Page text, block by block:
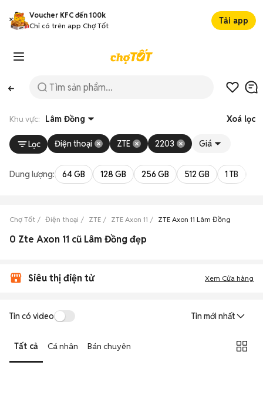
Voucher KFC đến 100k
Chỉ có trên app Chợ Tốt
Tải app
Khu vực: Lâm Đồng Xoá lọc
Lọc Điện thoại ZTE 2203 Giá
Dung lượng: 64 GB 128 GB 256 GB 512 GB 1 TB
Chợ Tốt Điện thoại ZTE ZTE Axon 11 ZTE Axon 11 Lâm Đồng
0 Zte Axon 11 cũ Lâm Đồng đẹp
Siêu thị điện tử Xem Cửa hàng
Tin có video Tin mới nhất
Tất cả Cá nhân Bán chuyên